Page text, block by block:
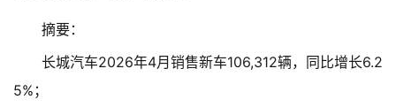
摘要：
长城汽车2026年4月销售新车106,312辆，同比增长6.2
5%；